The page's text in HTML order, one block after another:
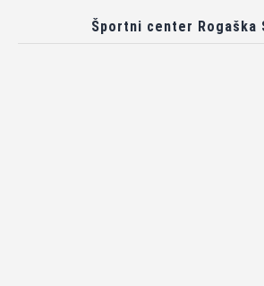
Športni center Rogaška